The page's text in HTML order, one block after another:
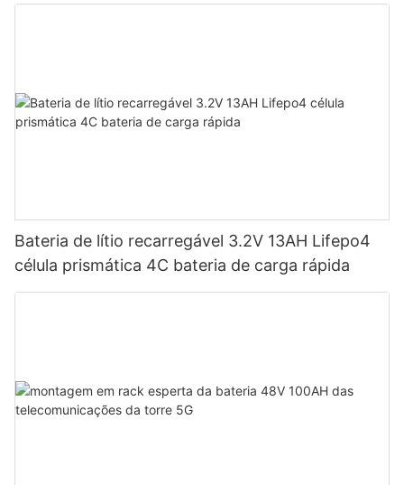
Bateria de lítio recarregável 3.2V 13AH Lifepo4
célula prismática 4C bateria de carga rápida